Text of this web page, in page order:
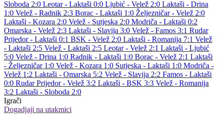
Sloboda 2:0 Leotar - Laktaši 0:0 Ljubić - Velež 2:0 Laktaši - Drina
1:0 Velež - Radnik 2:3 Borac - Laktaši 1:0 Željezničar - Velež 2:0
Laktaši - Kozara 2:0 Velež - Sutjeska 2:0 Modriča - Laktaši 0:2
Omarska - Velež 2:3 Laktaši - Slavija 3:0 Velež - Famos 3:1 Rudar
Prijedor - Laktaši 0:1 BSK - Velež 2:0 Laktaši - Romanija 7:1 Velež
- Laktaši 2:5 Velež - Laktaši 2:5 Leotar - Velež 2:1 Laktaši - Ljubić
5:0 Velež - Drina 1:0 Radnik - Laktaši 1:0 Borac - Velež 2:1 Laktaši
- Željezničar 1:0 Velež - Kozara 1:0 Sutjeska - Laktaši 1:0 Modriča -
Velež 1:2 Laktaši - Omarska 5:2 Velež - Slavija 2:2 Famos - Laktaši
0:0 Rudar Prijedor - Velež 3:2 Laktaši - BSK 3:3 Velež - Romanija
3:2 Laktaši - Sloboda 2:0
Igrači
Dogadjaji na utakmici